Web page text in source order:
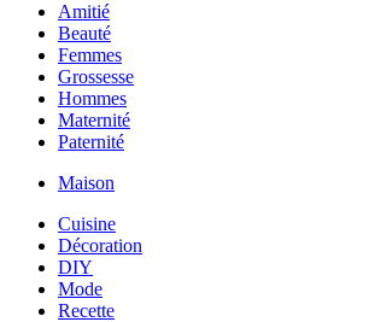
Amitié
Beauté
Femmes
Grossesse
Hommes
Maternité
Paternité
Maison
Cuisine
Décoration
DIY
Mode
Recette